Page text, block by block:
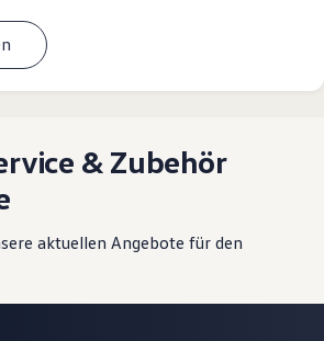
& Zubehör
aktuellen Angebote für den